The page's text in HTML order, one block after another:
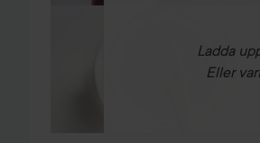
Ladda
Eller